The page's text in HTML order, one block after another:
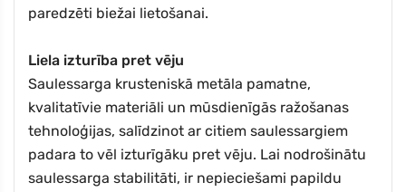
paredzēti biežai lietošanai.
Liela izturība pret vēju
Saulessarga krusteniskā metāla pamatne,
kvalitatīvie materiāli un mūsdienīgās ražošanas
tehnoloģijas, salīdzinot ar citiem saulessargiem
padara to vēl izturīgāku pret vēju. Lai nodrošinātu
saulessarga stabilitāti, ir nepieciešami papildu